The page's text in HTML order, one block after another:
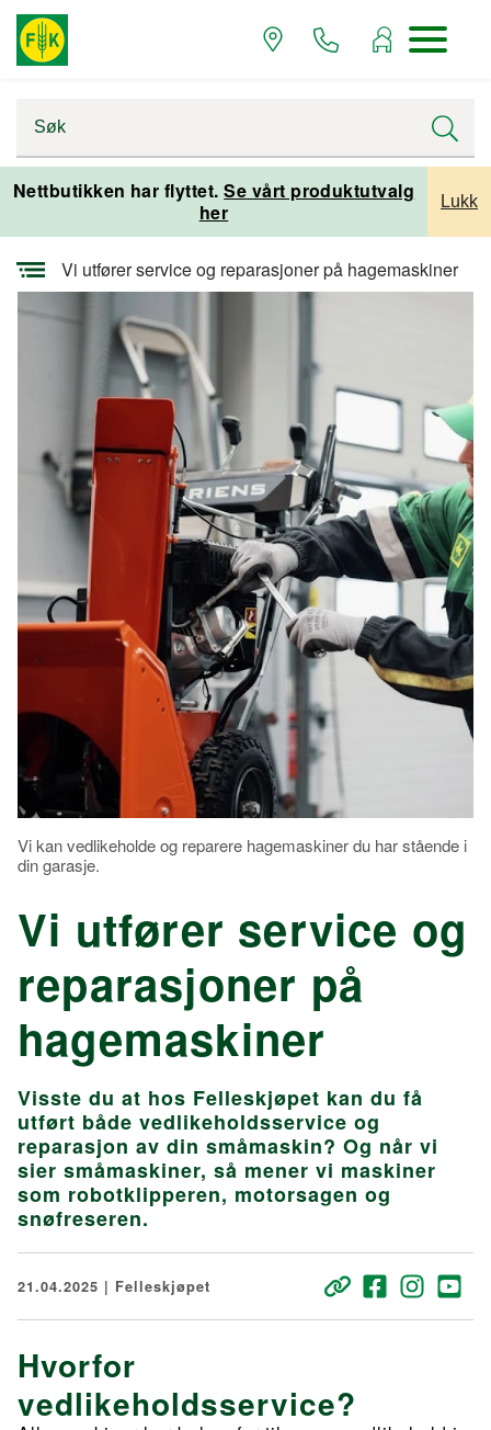
Nettbutikken har flyttet.Se vårt produktutvalg
her
Lukk
Alle artikler
Tips og råd om hjem og fritid
Vi utfører service og reparasjoner på hagemaskiner
Vi kan vedlikeholde og reparere hagemaskiner du har stående i
din garasje.
Vi utfører service og
reparasjoner på
hagemaskiner
Visste du at hos Felleskjøpet kan du få
utført både vedlikeholdsservice og
reparasjon av din småmaskin? Og når vi
sier småmaskiner, så mener vi maskiner
som robotklipperen, motorsagen og
snøfreseren.
21.04.2025 | Felleskjøpet
Hvorfor
vedlikeholdsservice?